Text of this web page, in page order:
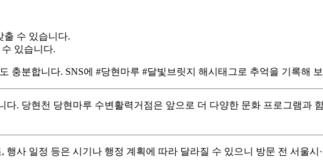
출 수 있습니다.
있습니다.
충분합니다. SNS에 #당현마루 #달빛브릿지 해시태그로 추억을 기록해
. 당현천 당현마루 수변활력거점은 앞으로 더 다양한 문화 프로그램과
사 일정 등은 시기나 행정 계획에 따라 달라질 수 있으니 방문 전 서울시